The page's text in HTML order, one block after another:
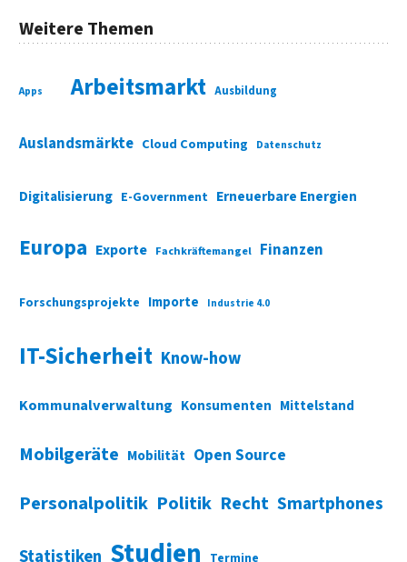
Weitere Themen
Apps Arbeitsmarkt Ausbildung
Auslandsmärkte Cloud Computing Datenschutz
Digitalisierung E-Government Erneuerbare Energien
Europa Exporte Fachkräftemangel Finanzen
Forschungsprojekte Importe Industrie 4.0
IT-Sicherheit Know-how
Kommunalverwaltung Konsumenten Mittelstand
Mobilgeräte Mobilität Open Source
Personalpolitik Politik Recht Smartphones
Statistiken Studien Termine